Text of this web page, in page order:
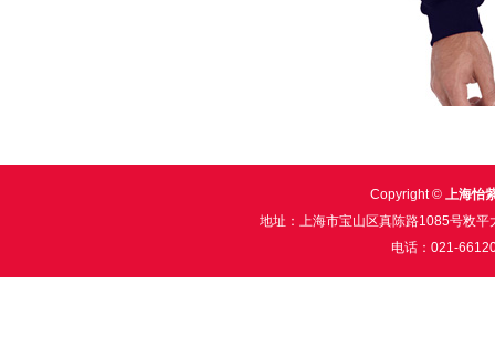
Copyright © 上海怡
地址：上海市宝山区真陈路1085号敉
电话：021-